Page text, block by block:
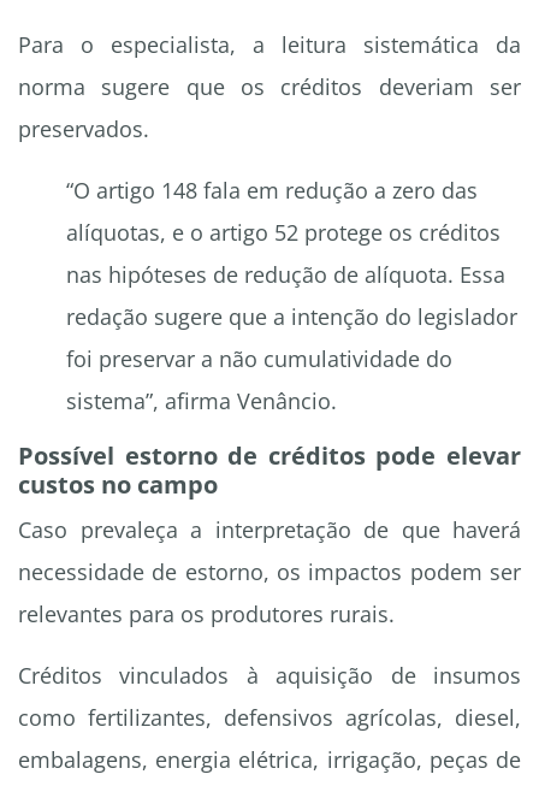
Para o especialista, a leitura sistemática da
norma sugere que os créditos deveriam ser
preservados.
“O artigo 148 fala em redução a zero das
alíquotas, e o artigo 52 protege os créditos
nas hipóteses de redução de alíquota. Essa
redação sugere que a intenção do legislador
foi preservar a não cumulatividade do
sistema”, afirma Venâncio.
Possível estorno de créditos pode elevar
custos no campo
Caso prevaleça a interpretação de que haverá
necessidade de estorno, os impactos podem ser
relevantes para os produtores rurais.
Créditos vinculados à aquisição de insumos
como fertilizantes, defensivos agrícolas, diesel,
embalagens, energia elétrica, irrigação, peças de